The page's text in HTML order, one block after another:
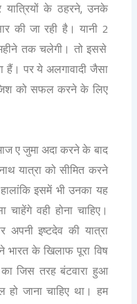
के ठहरने, उनके
की जा रही है। यानी 2
तक चलेगी। तो इससे
पर ये अलगावादी जैसा
को सफल करने के लिए
ए जुमा अदा करने के बाद
यात्रा को सीमित करने
इसमें भी उनका यह
वही होना चाहिए।
अपनी इष्टदेव की यात्रा
भारत के खिलाफ पूरा विष
जिस तरह बंटवारा हुआ
हो जाना चाहिए था। हम